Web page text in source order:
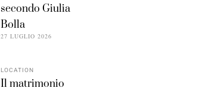
secondo Giulia
Bolla
27 LUGLIO 2026
LOCATION
Il matrimonio